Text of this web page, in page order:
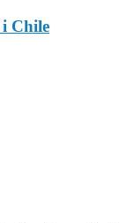
i Chile